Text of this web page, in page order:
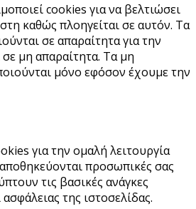
cookies για να βελτιώσει
καθώς πλοηγείται σε αυτόν. Τα
σε απαραίτητα για την
μη απαραίτητα. Τα μη
μόνο εφόσον έχουμε την
για την ομαλή λειτουργία
προσωπικές σας
τις βασικές ανάγκες
της ιστοσελίδας.